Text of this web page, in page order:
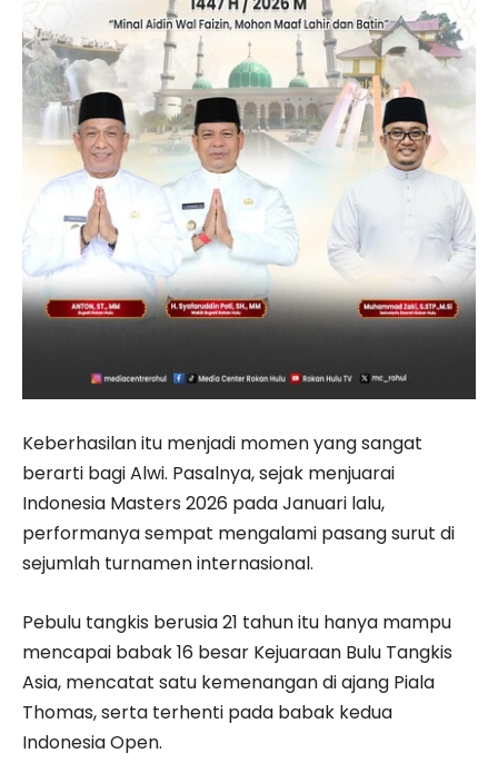
Keberhasilan itu menjadi momen yang sangat
berarti bagi Alwi. Pasalnya, sejak menjuarai
Indonesia Masters 2026 pada Januari lalu,
performanya sempat mengalami pasang surut di
sejumlah turnamen internasional.
Pebulu tangkis berusia 21 tahun itu hanya mampu
mencapai babak 16 besar Kejuaraan Bulu Tangkis
Asia, mencatat satu kemenangan di ajang Piala
Thomas, serta terhenti pada babak kedua
Indonesia Open.